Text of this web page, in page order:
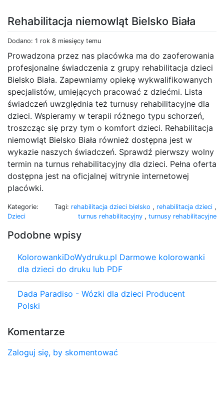
Rehabilitacja niemowląt Bielsko Biała
Dodano: 1 rok 8 miesięcy temu
Prowadzona przez nas placówka ma do zaoferowania
profesjonalne świadczenia z grupy rehabilitacja dzieci
Bielsko Biała. Zapewniamy opiekę wykwalifikowanych
specjalistów, umiejących pracować z dziećmi. Lista
świadczeń uwzględnia też turnusy rehabilitacyjne dla
dzieci. Wspieramy w terapii różnego typu schorzeń,
troszcząc się przy tym o komfort dzieci. Rehabilitacja
niemowląt Bielsko Biała również dostępna jest w
wykazie naszych świadczeń. Sprawdź pierwszy wolny
termin na turnus rehabilitacyjny dla dzieci. Pełna oferta
dostępna jest na oficjalnej witrynie internetowej
placówki.
Kategorie:
Dzieci
Tagi: rehabilitacja dzieci bielsko , rehabilitacja dzieci ,
turnus rehabilitacyjny , turnusy rehabilitacyjne
Podobne wpisy
KolorowankiDoWydruku.pl Darmowe kolorowanki
dla dzieci do druku lub PDF
Dada Paradiso - Wózki dla dzieci Producent
Polski
Komentarze
Zaloguj się, by skomentować